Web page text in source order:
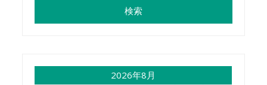
2026年8月